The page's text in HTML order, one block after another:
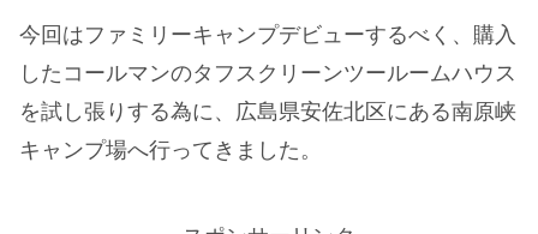
今回はファミリーキャンプデビューするべく、購入
したコールマンのタフスクリーンツールームハウス
を試し張りする為に、広島県安佐北区にある南原峡
キャンプ場へ行ってきました。